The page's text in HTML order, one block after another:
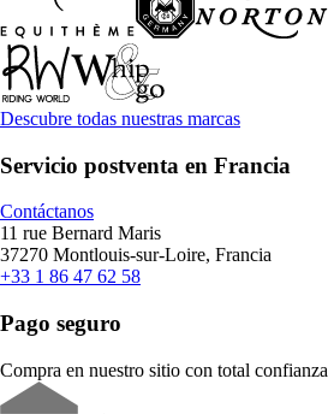
Descubre todas nuestras marcas
Servicio postventa en Francia
Contáctanos
11 rue Bernard Maris
37270 Montlouis-sur-Loire, Francia
+33 1 86 47 62 58
Pago seguro
Compra en nuestro sitio con total confianza